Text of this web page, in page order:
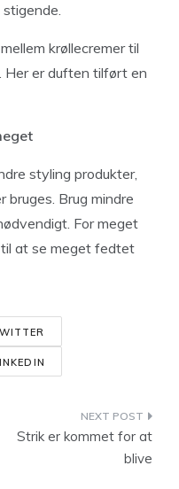
krøllecremer til
er duften tilført en
styling produkter,
bruges. Brug mindre
For meget
at se meget fedtet
Strik er kommet for at
blive